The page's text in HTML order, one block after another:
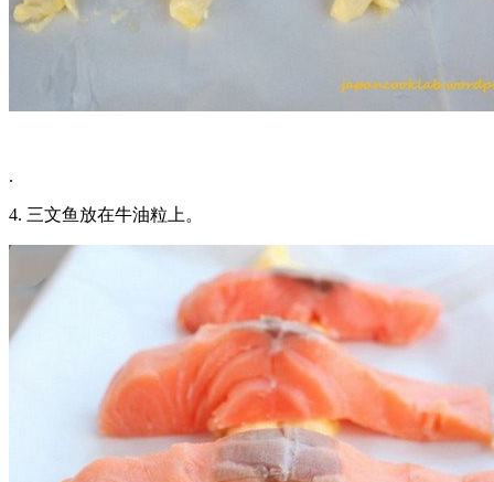
.
4. 三文鱼放在牛油粒上。